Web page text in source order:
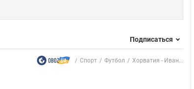
Подписаться
Спорт Футбол Хорватия - Иван...